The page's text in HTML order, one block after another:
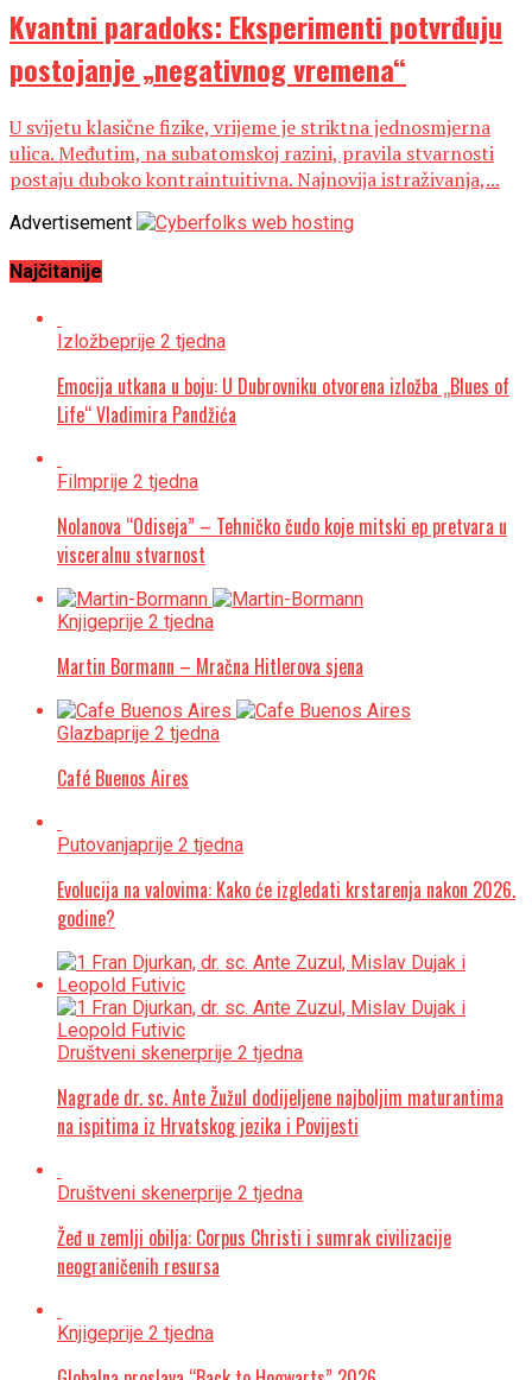
Kvantni paradoks: Eksperimenti potvrđuju
postojanje „negativnog vremena“
U svijetu klasične fizike, vrijeme je striktna jednosmjerna
ulica. Međutim, na subatomskoj razini, pravila stvarnosti
postaju duboko kontraintuitivna. Najnovija istraživanja,...
Advertisement
Najčitanije
Izložbeprije 2 tjedna
Emocija utkana u boju: U Dubrovniku otvorena izložba „Blues of
Life“ Vladimira Pandžića
Filmprije 2 tjedna
Nolanova “Odiseja” – Tehničko čudo koje mitski ep pretvara u
visceralnu stvarnost
Knjigeprije 2 tjedna
Martin Bormann – Mračna Hitlerova sjena
Glazbaprije 2 tjedna
Café Buenos Aires
Putovanjaprije 2 tjedna
Evolucija na valovima: Kako će izgledati krstarenja nakon 2026.
godine?
Društveni skenerprije 2 tjedna
Nagrade dr. sc. Ante Žužul dodijeljene najboljim maturantima
na ispitima iz Hrvatskog jezika i Povijesti
Društveni skenerprije 2 tjedna
Žeđ u zemlji obilja: Corpus Christi i sumrak civilizacije
neograničenih resursa
Knjigeprije 2 tjedna